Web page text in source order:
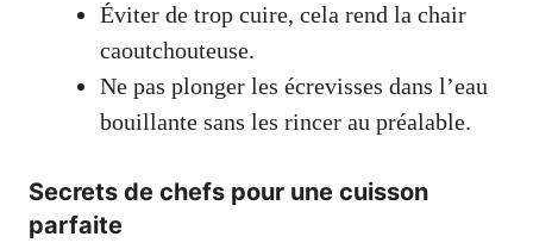
Éviter de trop cuire, cela rend la chair
caoutchouteuse.
Ne pas plonger les écrevisses dans l’eau
bouillante sans les rincer au préalable.
Secrets de chefs pour une cuisson
parfaite